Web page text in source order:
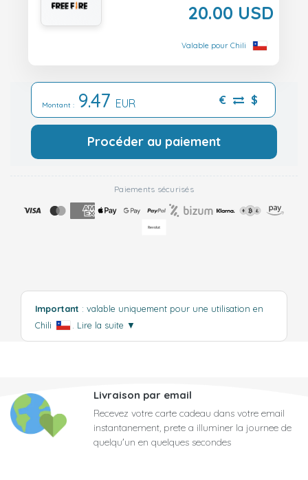
20.00 USD
Valable pour Chili
Montant : 9.47 EUR € $
Procéder au paiement
Paiements sécurisés
Important : valable uniquement pour une utilisation en
Chili
Lire la suite ▼
Livraison par email
Recevez votre carte cadeau dans votre email
instantanement, prete a illuminer la journee de
quelqu'un en quelques secondes